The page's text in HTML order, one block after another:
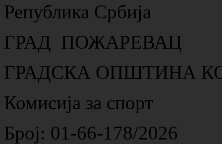
Република Србија
ГРАД ПОЖАРЕВАЦ
ГРАДСКА ОПШТИНА
Комисија за спорт
Број: 01-66-178/2026